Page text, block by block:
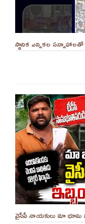
స్థానిక ఎన్నికల